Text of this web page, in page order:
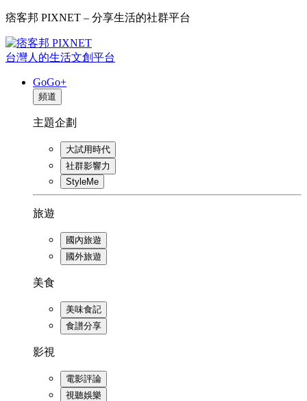
痞客邦 PIXNET – 分享生活的社群平台
台灣人的生活文創平台
GoGo+
頻道
主題企劃
大試用時代
社群影響力
StyleMe
旅遊
國內旅遊
國外旅遊
美食
美味食記
食譜分享
影視
電影評論
視聽娛樂